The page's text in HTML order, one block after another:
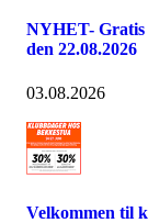
NYHET- Gratis
den 22.08.2026
03.08.2026
Velkommen til